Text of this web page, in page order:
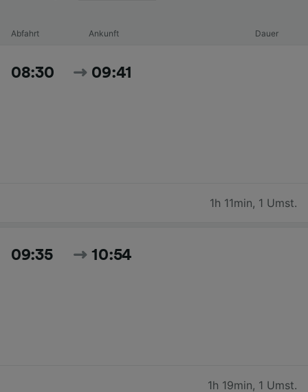
Abfahrt Ankunft Dauer
08:30 09:41
1h 11min, 1 Umst.
09:35 10:54
1h 19min, 1 Umst.